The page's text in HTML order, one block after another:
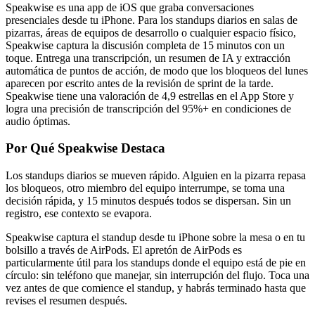
Speakwise es una app de iOS que graba conversaciones
presenciales desde tu iPhone. Para los standups diarios en salas de
pizarras, áreas de equipos de desarrollo o cualquier espacio físico,
Speakwise captura la discusión completa de 15 minutos con un
toque. Entrega una transcripción, un resumen de IA y extracción
automática de puntos de acción, de modo que los bloqueos del lunes
aparecen por escrito antes de la revisión de sprint de la tarde.
Speakwise tiene una valoración de 4,9 estrellas en el App Store y
logra una precisión de transcripción del 95%+ en condiciones de
audio óptimas.
Por Qué Speakwise Destaca
Los standups diarios se mueven rápido. Alguien en la pizarra repasa
los bloqueos, otro miembro del equipo interrumpe, se toma una
decisión rápida, y 15 minutos después todos se dispersan. Sin un
registro, ese contexto se evapora.
Speakwise captura el standup desde tu iPhone sobre la mesa o en tu
bolsillo a través de AirPods. El apretón de AirPods es
particularmente útil para los standups donde el equipo está de pie en
círculo: sin teléfono que manejar, sin interrupción del flujo. Toca una
vez antes de que comience el standup, y habrás terminado hasta que
revises el resumen después.